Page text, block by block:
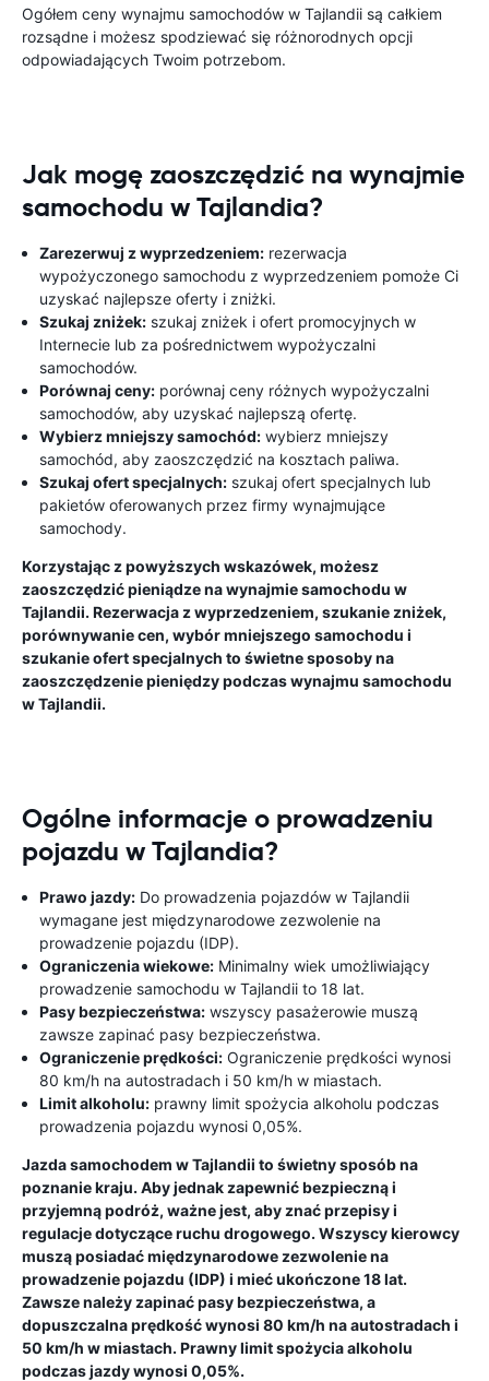
Ogółem ceny wynajmu samochodów w Tajlandii są całkiem
rozsądne i możesz spodziewać się różnorodnych opcji
odpowiadających Twoim potrzebom.
Jak mogę zaoszczędzić na wynajmie
samochodu w Tajlandia?
Zarezerwuj z wyprzedzeniem: rezerwacja
wypożyczonego samochodu z wyprzedzeniem pomoże Ci
uzyskać najlepsze oferty i zniżki.
Szukaj zniżek: szukaj zniżek i ofert promocyjnych w
Internecie lub za pośrednictwem wypożyczalni
samochodów.
Porównaj ceny: porównaj ceny różnych wypożyczalni
samochodów, aby uzyskać najlepszą ofertę.
Wybierz mniejszy samochód: wybierz mniejszy
samochód, aby zaoszczędzić na kosztach paliwa.
Szukaj ofert specjalnych: szukaj ofert specjalnych lub
pakietów oferowanych przez firmy wynajmujące
samochody.
Korzystając z powyższych wskazówek, możesz
zaoszczędzić pieniądze na wynajmie samochodu w
Tajlandii. Rezerwacja z wyprzedzeniem, szukanie zniżek,
porównywanie cen, wybór mniejszego samochodu i
szukanie ofert specjalnych to świetne sposoby na
zaoszczędzenie pieniędzy podczas wynajmu samochodu
w Tajlandii.
Ogólne informacje o prowadzeniu
pojazdu w Tajlandia?
Prawo jazdy: Do prowadzenia pojazdów w Tajlandii
wymagane jest międzynarodowe zezwolenie na
prowadzenie pojazdu (IDP).
Ograniczenia wiekowe: Minimalny wiek umożliwiający
prowadzenie samochodu w Tajlandii to 18 lat.
Pasy bezpieczeństwa: wszyscy pasażerowie muszą
zawsze zapinać pasy bezpieczeństwa.
Ograniczenie prędkości: Ograniczenie prędkości wynosi
80 km/h na autostradach i 50 km/h w miastach.
Limit alkoholu: prawny limit spożycia alkoholu podczas
prowadzenia pojazdu wynosi 0,05%.
Jazda samochodem w Tajlandii to świetny sposób na
poznanie kraju. Aby jednak zapewnić bezpieczną i
przyjemną podróż, ważne jest, aby znać przepisy i
regulacje dotyczące ruchu drogowego. Wszyscy kierowcy
muszą posiadać międzynarodowe zezwolenie na
prowadzenie pojazdu (IDP) i mieć ukończone 18 lat.
Zawsze należy zapinać pasy bezpieczeństwa, a
dopuszczalna prędkość wynosi 80 km/h na autostradach i
50 km/h w miastach. Prawny limit spożycia alkoholu
podczas jazdy wynosi 0,05%.